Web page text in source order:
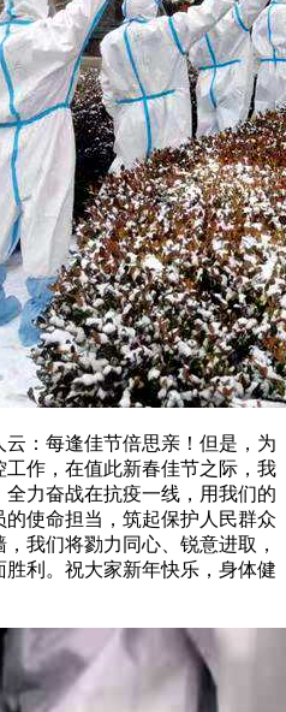
：每逢佳节倍思亲！但是，为
作，在值此新春佳节之际，我
力奋战在抗疫一线，用我们的
使命担当，筑起保护人民群众
我们将勠力同心、锐意进取，
利。祝大家新年快乐，身体健